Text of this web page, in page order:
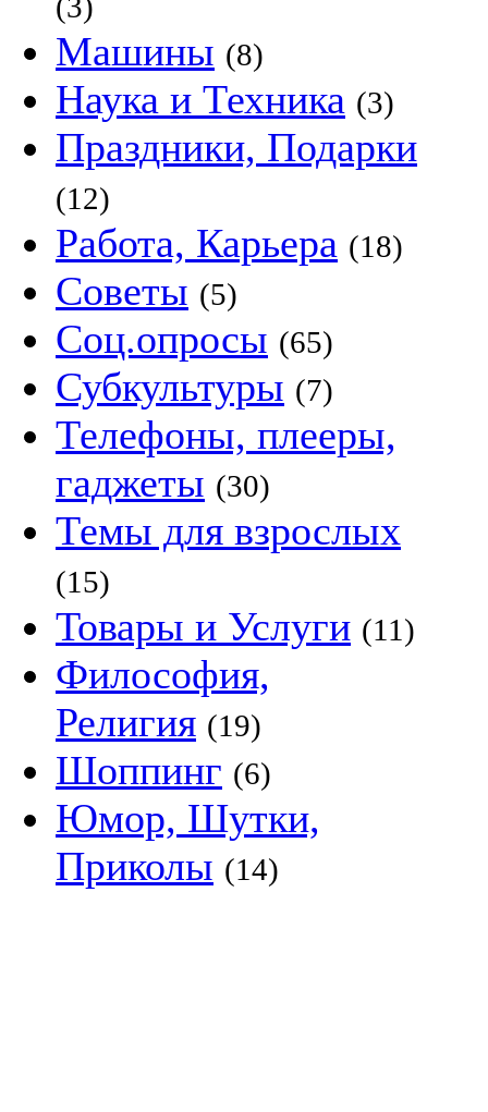
Машины (8)
Наука и Техника (3)
Праздники, Подарки
(12)
Работа, Карьера (18)
Советы (5)
Соц.опросы (65)
Субкультуры (7)
Телефоны, плееры,
гаджеты (30)
Темы для взрослых
(15)
Товары и Услуги (11)
Философия,
Религия (19)
Шоппинг (6)
Юмор, Шутки,
Приколы (14)